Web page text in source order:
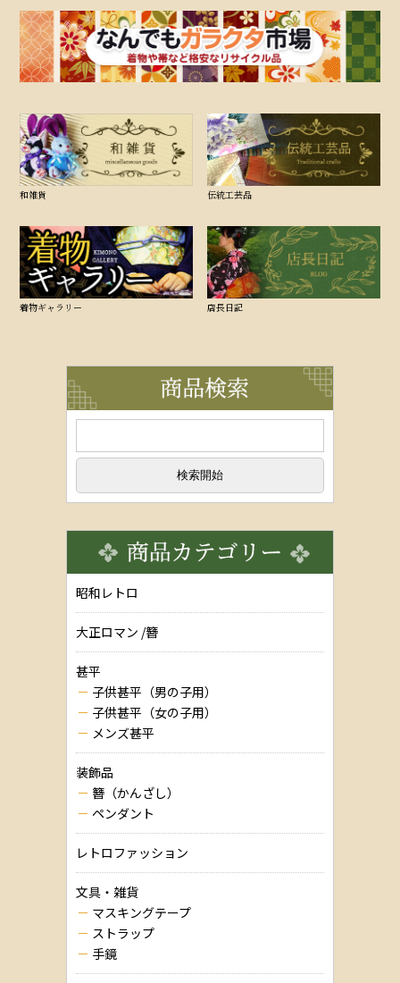
和雑貨 伝統工芸品
着物ギャラリー 店長日記
昭和レトロ
大正ロマン /簪
甚平
子供甚平（男の子用）
子供甚平（女の子用）
メンズ甚平
装飾品
簪（かんざし）
ペンダント
レトロファッション
文具・雑貨
マスキングテープ
ストラップ
手鏡